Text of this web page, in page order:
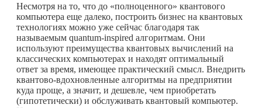
Несмотря на то, что до «полноценного» квантового
компьютера еще далеко, построить бизнес на квантовых
технологиях можно уже сейчас благодаря так
называемым quantum-inspired алгоритмам. Они
используют преимущества квантовых вычислений на
классических компьютерах и находят оптимальный
ответ за время, имеющее практический смысл. Внедрить
квантово-вдохновленные алгоритмы на предприятии
куда проще, а значит, и дешевле, чем приобретать
(гипотетически) и обслуживать квантовый компьютер.